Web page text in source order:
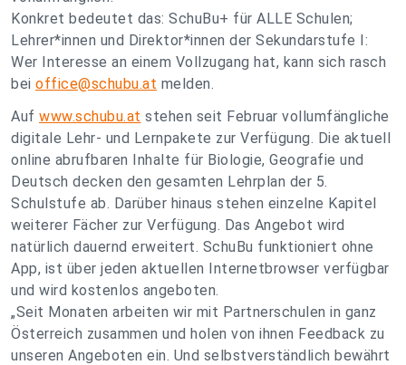
Konkret bedeutet das: SchuBu+ für ALLE Schulen;
Lehrer*innen und Direktor*innen der Sekundarstufe I:
Wer Interesse an einem Vollzugang hat, kann sich rasch
bei office@schubu.at melden.
Auf www.schubu.at stehen seit Februar vollumfängliche
digitale Lehr- und Lernpakete zur Verfügung. Die aktuell
online abrufbaren Inhalte für Biologie, Geografie und
Deutsch decken den gesamten Lehrplan der 5.
Schulstufe ab. Darüber hinaus stehen einzelne Kapitel
weiterer Fächer zur Verfügung. Das Angebot wird
natürlich dauernd erweitert. SchuBu funktioniert ohne
App, ist über jeden aktuellen Internetbrowser verfügbar
und wird kostenlos angeboten.
„Seit Monaten arbeiten wir mit Partnerschulen in ganz
Österreich zusammen und holen von ihnen Feedback zu
unseren Angeboten ein. Und selbstverständlich bewährt